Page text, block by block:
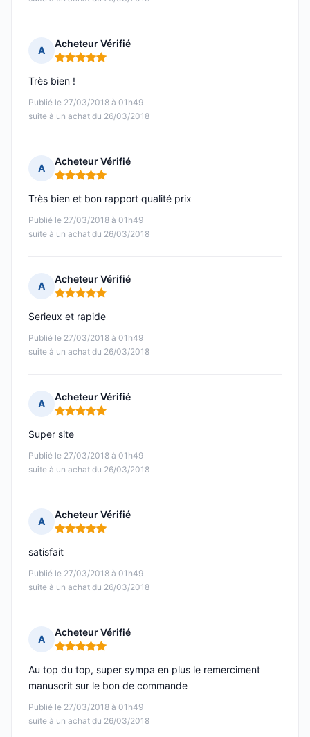
A
Acheteur Vérifié
Note : 5 sur 5
Publié le 27/03/2018 à 01h49
suite à un achat du 26/03/2018
Très bien !
A
Acheteur Vérifié
Note : 5 sur 5
Publié le 27/03/2018 à 01h49
suite à un achat du 26/03/2018
Très bien et bon rapport qualité prix
A
Acheteur Vérifié
Note : 5 sur 5
Publié le 27/03/2018 à 01h49
suite à un achat du 26/03/2018
Serieux et rapide
A
Acheteur Vérifié
Note : 5 sur 5
Publié le 27/03/2018 à 01h49
suite à un achat du 26/03/2018
Super site
A
Acheteur Vérifié
Note : 5 sur 5
Publié le 27/03/2018 à 01h49
suite à un achat du 26/03/2018
satisfait
A
Acheteur Vérifié
Note : 5 sur 5
Publié le 27/03/2018 à 01h49
suite à un achat du 26/03/2018
Au top du top, super sympa en plus le remerciment
manuscrit sur le bon de commande